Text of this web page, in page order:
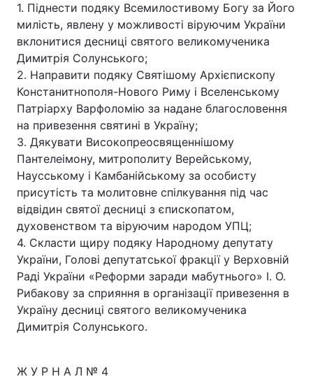
1. Піднести подяку Всемилостивому Богу за Його
милість, явлену у можливості віруючим України
вклонитися десниці святого великомученика
Димитрія Солунського;
2. Направити подяку Святішому Архієпископу
Констанитнополя-Нового Риму і Вселенському
Патріарху Варфоломію за надане благословення
на привезення святині в Україну;
3. Дякувати Високопреосвященнішому
Пантелеімону, митрополиту Верейському,
Наусському і Камбанійському за особисту
присутість та молитовне спілкування під час
відвідин святої десниці з єпископатом,
духовенством та віруючим народом УПЦ;
4. Скласти щиру подяку Народному депутату
України, Голові депутатської фракції у Верховній
Раді України «Реформи заради мабутнього» І. О.
Рибакову за сприяння в організації привезення в
Україну десниці святого великомученика
Димитрія Солунського.
Ж У Р Н А Л № 4